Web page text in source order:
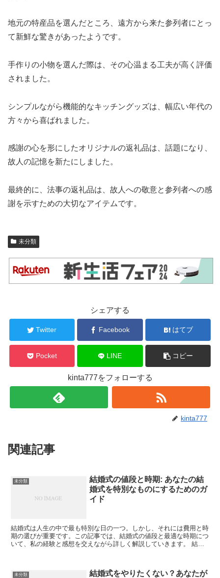
地元の特産品を選んだところ、遠方から来た参列者にとっ
て新鮮な驚きがあったようです。
手作りの小物を選んだ際は、その心温まる工夫が高く評価
されました。
シンプルながら機能的なキッチングッズは、幅広い年代の
方々から喜ばれました。
感謝の心を形にしたオリジナルの返礼品は、話題になり、
故人の記憶を新たにしました。
最終的に、法事の返礼品は、故人への敬意と参列者への感
謝を示すための大切なアイテムです。
未分類
シェアする
Twitter Facebook はてブ
Pocket LINE コピー
kinta777をフォローする
kinta777
関連記事
未分類
結婚式の値段と時期: あなたの結
婚式を特別なものにするためのガ
イド
結婚式は人生の中で最も特別な日の一つ。しかし、それには費用と時
期の選びが重要です。この記事では、結婚式の値段と最適な時期につ
いて、私の経験と感想を交えながら詳しく解説していきます。 結婚
未分類
結婚式をやりたくない？あなたが